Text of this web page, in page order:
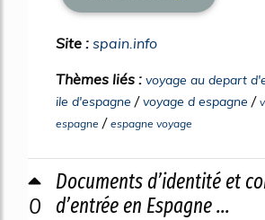
Site : spain.info
Thèmes liés : voyage au depart
ile d'espagne /voyage d espagne /
espagne / espagne voyage
0
Documents d’identité et
d’entrée en Espagne ...